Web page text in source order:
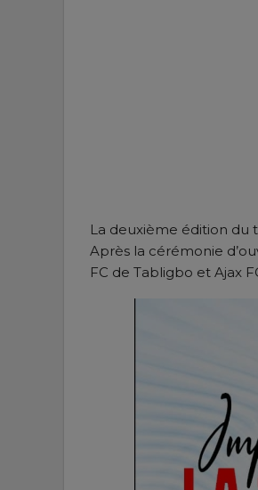
La deuxième édition du
Après la cérémonie
FC de Tabligbo et Ajax